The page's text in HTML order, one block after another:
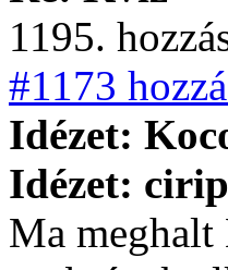
1195.
#1173
Idézet:
Idézet:
Ma meghalt